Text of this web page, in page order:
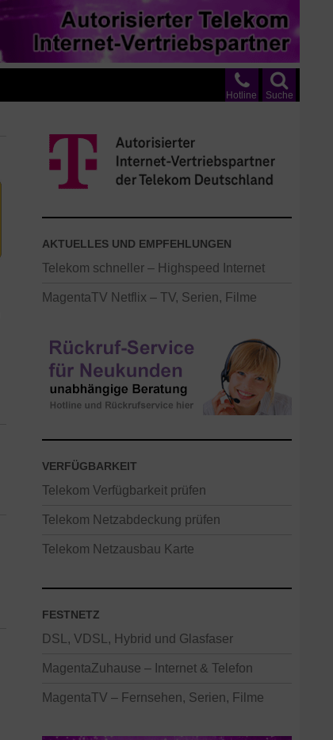
Suche
Hotline
AKTUELLES UND EMPFEHLUNGEN
Telekom schneller – Highspeed Internet
MagentaTV Netflix – TV, Serien, Filme
VERFÜGBARKEIT
Telekom Verfügbarkeit prüfen
Telekom Netzabdeckung prüfen
Telekom Netzausbau Karte
FESTNETZ
DSL, VDSL, Hybrid und Glasfaser
MagentaZuhause – Internet & Telefon
MagentaTV – Fernsehen, Serien, Filme